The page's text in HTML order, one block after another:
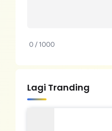
0 / 1000
Lagi Tranding